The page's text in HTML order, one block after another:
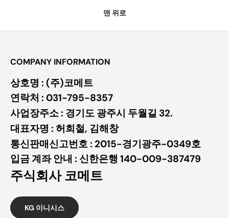
맨 위로
COMPANY INFORMATION
상호명 : (주)코메트
연락처 : 031-795-8357
사업장주소 : 경기도 광주시 두월길 32.
대표자명 : 허희철, 김해창
통신판매신고번호 : 2015-경기광주-0349호
입금 계좌 안내 : 신한은행 140-009-387479
주식회사 코메트
KG 이니시스